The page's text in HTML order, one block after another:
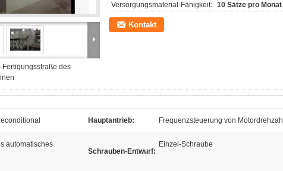
Fertigungsstraße des
Versorgungsmaterial-Fähigkeit: 10 Sätze pro Monat
Kontakt
Hauptantrieb: Frequenzsteuerung von Motordrehzahl
automatisches
Schrauben-Entwurf:
Einzel-Schraube